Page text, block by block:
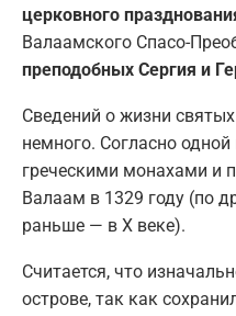
церковного
Валаамского Спасо-
преподобных Сергия и
Сведений о жизни
немного. Согласно
греческими монахами и
Валаам в 1329 году (по
раньше — в Х веке).
Считается, что
острове, так как